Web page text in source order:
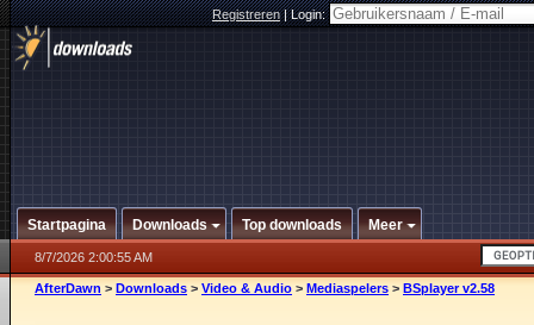
Registreren|Login:
Startpagina Downloads Top downloads Meer
8/7/2026 2:00:55 AM
AfterDawn > Downloads > Video & Audio > Mediaspelers > BSplayer v2.58